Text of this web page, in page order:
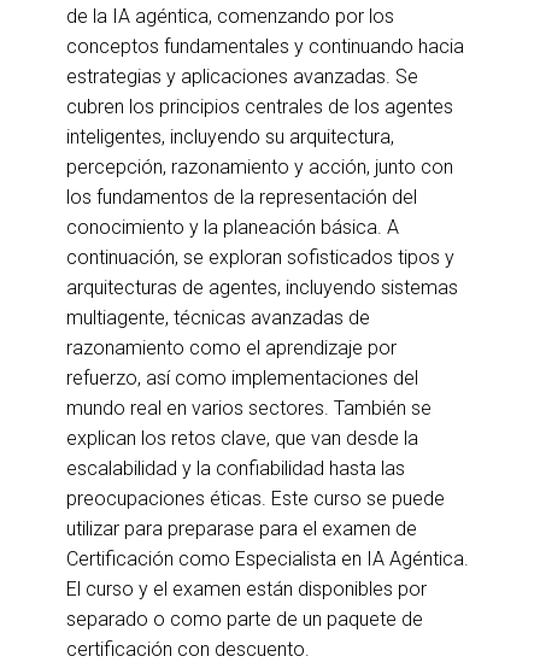
de la IA agéntica, comenzando por los
conceptos fundamentales y continuando hacia
estrategias y aplicaciones avanzadas. Se
cubren los principios centrales de los agentes
inteligentes, incluyendo su arquitectura,
percepción, razonamiento y acción, junto con
los fundamentos de la representación del
conocimiento y la planeación básica. A
continuación, se exploran sofisticados tipos y
arquitecturas de agentes, incluyendo sistemas
multiagente, técnicas avanzadas de
razonamiento como el aprendizaje por
refuerzo, así como implementaciones del
mundo real en varios sectores. También se
explican los retos clave, que van desde la
escalabilidad y la confiabilidad hasta las
preocupaciones éticas. Este curso se puede
utilizar para preparase para el examen de
Certificación como Especialista en IA Agéntica.
El curso y el examen están disponibles por
separado o como parte de un paquete de
certificación con descuento.